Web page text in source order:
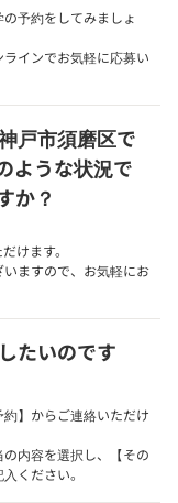
予約をしてみましょ
インでお気軽に応募い
戸市須磨区で
ような状況で
か？
けます。
ますので、お気軽にお
たいのです
】からご連絡いただけ
内容を選択し、【その
ください。